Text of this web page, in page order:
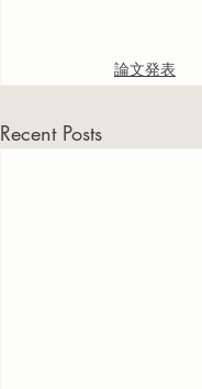
論文発表
Recent Posts